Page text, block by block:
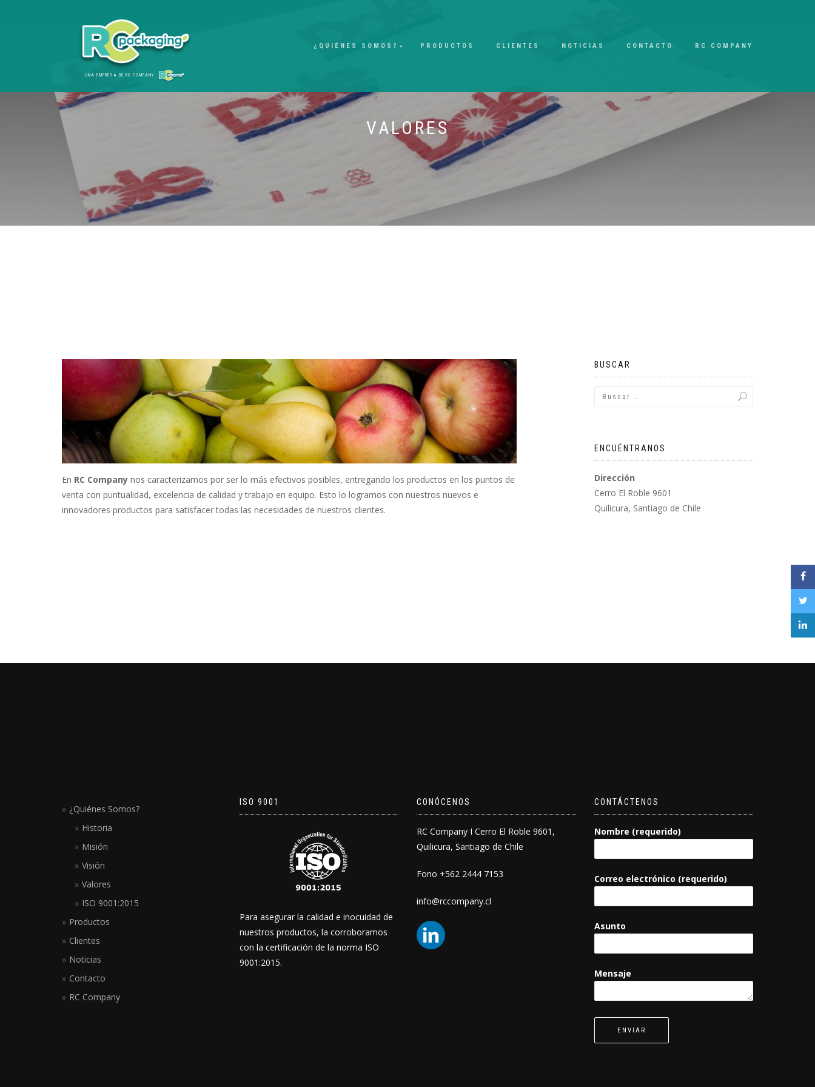
UNA EMPRESA DE RC COMPANY
¿QUIÉNES SOMOS? PRODUCTOS CLIENTES NOTICIAS CONTACTO RC COMPANY
VALORES
En RC Company nos caracterizamos por ser lo más efectivos posibles, entregando los productos en los puntos de
venta con puntualidad, excelencia de calidad y trabajo en equipo. Esto lo logramos con nuestros nuevos e
innovadores productos para satisfacer todas las necesidades de nuestros clientes.
BUSCAR
ENCUÉNTRANOS
Dirección
Cerro El Roble 9601
Quilicura, Santiago de Chile
¿Quiénes Somos?
Historia
Misión
Visión
Valores
ISO 9001:2015
Productos
Clientes
Noticias
Contacto
RC Company
ISO 9001
Para asegurar la calidad e inocuidad de
nuestros productos, la corroboramos
con la certificación de la norma ISO
9001:2015.
CONÓCENOS
RC Company I Cerro El Roble 9601,
Quilicura, Santiago de Chile
Fono +562 2444 7153
info@rccompany.cl
CONTÁCTENOS
Nombre (requerido)
Correo electrónico (requerido)
Asunto
Mensaje